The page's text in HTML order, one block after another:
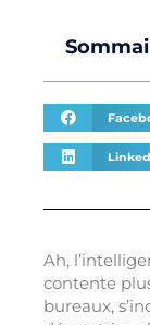
Ah,
contente
bureaux,